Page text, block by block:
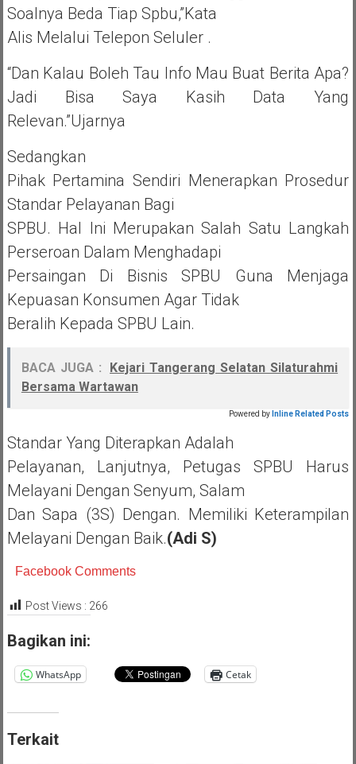
Soalnya Beda Tiap Spbu,”kata
Alis Melalui Telepon Seluler .
“Dan Kalau Boleh Tau Info Mau Buat Berita Apa?
Jadi Bisa Saya Kasih Data Yang
Relevan.”Ujarnya
Sedangkan
Pihak Pertamina Sendiri Menerapkan Prosedur
Standar Pelayanan Bagi
SPBU. Hal Ini Merupakan Salah Satu Langkah
Perseroan Dalam Menghadapi
Persaingan Di Bisnis SPBU Guna Menjaga
Kepuasan Konsumen Agar Tidak
Beralih Kepada SPBU Lain.
BACA JUGA :
Kejari Tangerang Selatan Silaturahmi
Bersama Wartawan
Powered by Inline Related Posts
Standar Yang Diterapkan Adalah
Pelayanan, Lanjutnya, Petugas SPBU Harus
Melayani Dengan Senyum, Salam
Dan Sapa (3S) Dengan. Memiliki Keterampilan
Melayani Dengan Baik.(Adi S)
Facebook Comments
Post Views : 266
Bagikan ini:
WhatsApp Cetak
Terkait